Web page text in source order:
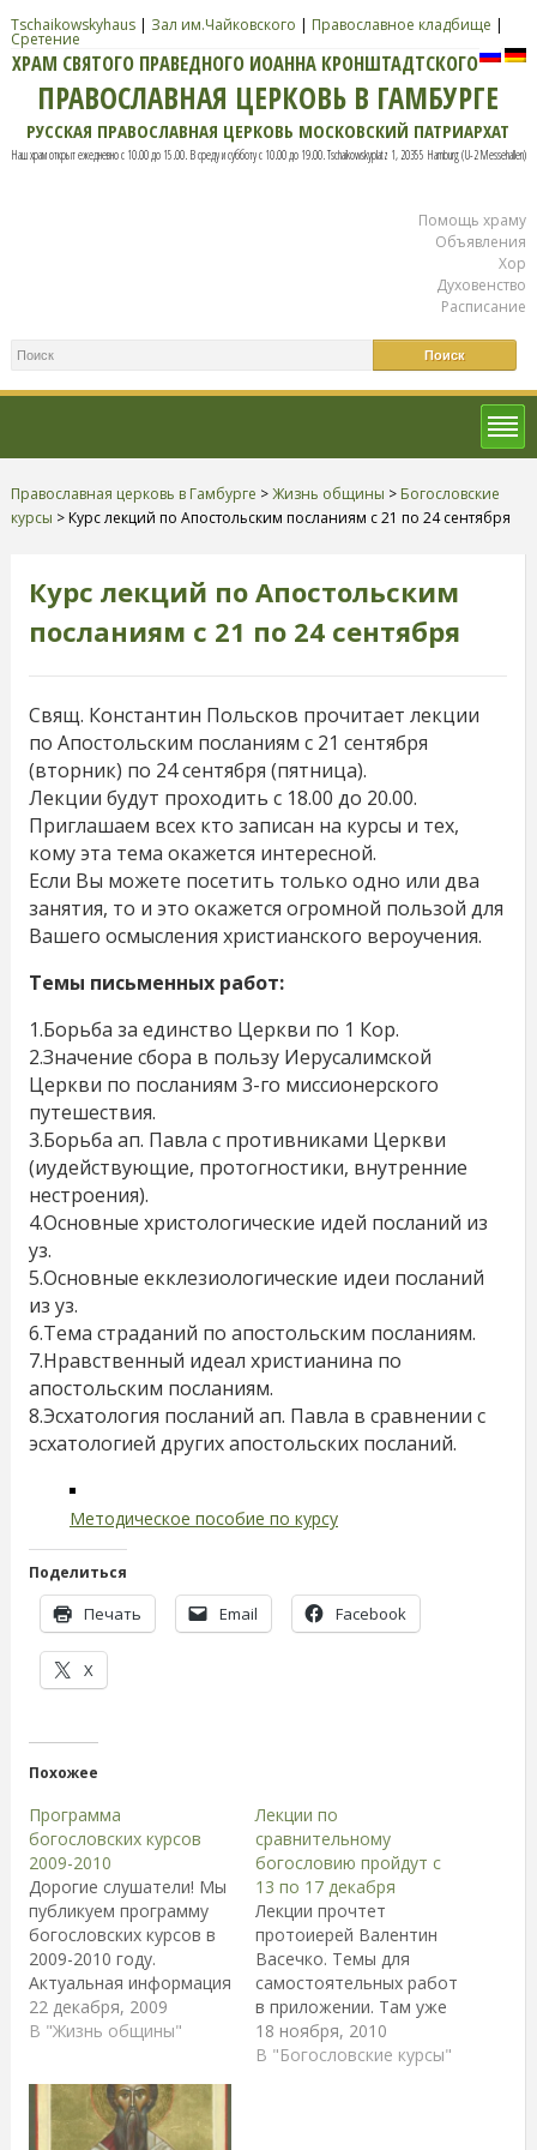
Tschaikowskyhaus| Зал им.Чайковского | Православное кладбище |
Сретение
ХРАМ СВЯТОГО ПРАВЕДНОГО ИОАННА КРОНШТАДТСКОГО
ПРАВОСЛАВНАЯ ЦЕРКОВЬ В ГАМБУРГЕ
РУССКАЯ ПРАВОСЛАВНАЯ ЦЕРКОВЬ МОСКОВСКИЙ ПАТРИАРХАТ
Наш храм открыт ежедневно с 10.00 до 15.00. В среду и субботу с 10.00 до 19.00. Tschaikowskyplatz 1, 20355 Hamburg (U-2 Messehallen)
Помощь храму
Объявления
Хор
Духовенство
Расписание
Православная церковь в Гамбурге >Жизнь общины > Богословские
курсы > Курс лекций по Апостольским посланиям с 21 по 24 сентября
Курс лекций по Апостольским
посланиям с 21 по 24 сентября
Свящ. Константин Польсков прочитает лекции
по Апостольским посланиям с 21 сентября
(вторник) по 24 сентября (пятница).
Лекции будут проходить с 18.00 до 20.00.
Приглашаем всех кто записан на курсы и тех,
кому эта тема окажется интересной.
Если Вы можете посетить только одно или два
занятия, то и это окажется огромной пользой для
Вашего осмысления христианского вероучения.
Темы письменных работ:
1.Борьба за единство Церкви по 1 Кор.
2.Значение сбора в пользу Иерусалимской
Церкви по посланиям 3-го миссионерского
путешествия.
3.Борьба ап. Павла с противниками Церкви
(иудействующие, протогностики, внутренние
нестроения).
4.Основные христологические идей посланий из
уз.
5.Основные екклезиологические идеи посланий
из уз.
6.Тема страданий по апостольским посланиям.
7.Нравственный идеал христианина по
апостольским посланиям.
8.Эсхатология посланий ап. Павла в сравнении с
эсхатологией других апостольских посланий.
Методическое пособие по курсу
Поделиться
Печать Email Facebook
X
Похожее
Программа
богословских курсов
2009-2010
Дорогие слушатели! Мы
публикуем программу
богословских курсов в
2009-2010 году.
Актуальная информация
о курсах доступна в
специальном разделе
курсы" (быстрый доступ
через главное меню).
2009 год Декабрь 20
22 декабря, 2009
В "Жизнь общины"
Лекции по
сравнительному
богословию пройдут с
13 по 17 декабря
Лекции прочтет
протоиерей Валентин
Васечко. Темы для
самостоятельных работ
в приложении. Там уже
дан титульный лист.
Нужно выбрать любой
18 ноября, 2010
В "Богословские курсы"